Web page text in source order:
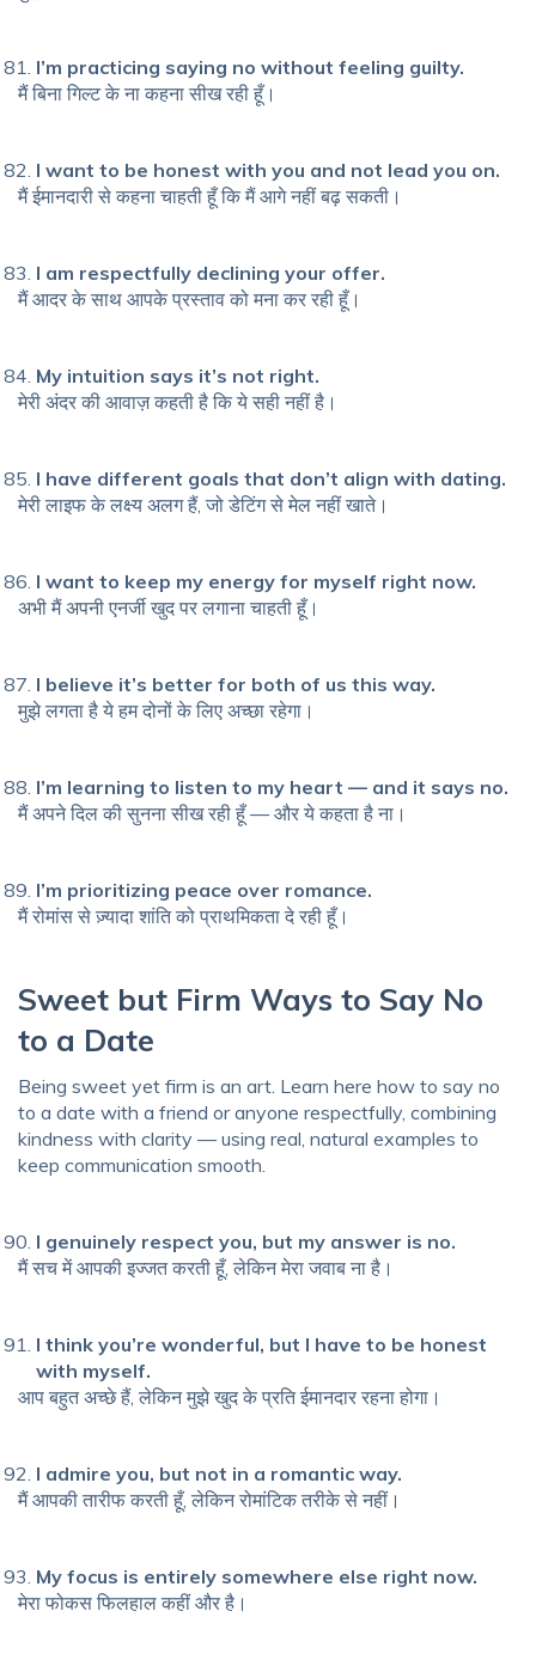
I’m practicing saying no without feeling guilty.
मैं बिना गिल्ट के ना कहना सीख रही हूँ।
I want to be honest with you and not lead you on.
मैं ईमानदारी से कहना चाहती हूँ कि मैं आगे नहीं बढ़ सकती।
I am respectfully declining your offer.
मैं आदर के साथ आपके प्रस्ताव को मना कर रही हूँ।
My intuition says it’s not right.
मेरी अंदर की आवाज़ कहती है कि ये सही नहीं है।
I have different goals that don’t align with dating.
मेरी लाइफ के लक्ष्य अलग हैं, जो डेटिंग से मेल नहीं खाते।
I want to keep my energy for myself right now.
अभी मैं अपनी एनर्जी खुद पर लगाना चाहती हूँ।
I believe it’s better for both of us this way.
मुझे लगता है ये हम दोनों के लिए अच्छा रहेगा।
I’m learning to listen to my heart — and it says no.
मैं अपने दिल की सुनना सीख रही हूँ — और ये कहता है ना।
I’m prioritizing peace over romance.
मैं रोमांस से ज़्यादा शांति को प्राथमिकता दे रही हूँ।
Sweet but Firm Ways to Say No
to a Date
Being sweet yet firm is an art. Learn here how to say no
to a date with a friend or anyone respectfully, combining
kindness with clarity — using real, natural examples to
keep communication smooth.
I genuinely respect you, but my answer is no.
मैं सच में आपकी इज्जत करती हूँ, लेकिन मेरा जवाब ना है।
I think you’re wonderful, but I have to be honest
with myself.
आप बहुत अच्छे हैं, लेकिन मुझे खुद के प्रति ईमानदार रहना होगा।
I admire you, but not in a romantic way.
मैं आपकी तारीफ करती हूँ, लेकिन रोमांटिक तरीके से नहीं।
My focus is entirely somewhere else right now.
मेरा फोकस फिलहाल कहीं और है।